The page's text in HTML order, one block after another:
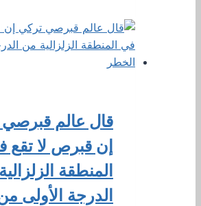
قال عالم
إن قبرص لا تقع
المنطقة
الدرجة الأولى